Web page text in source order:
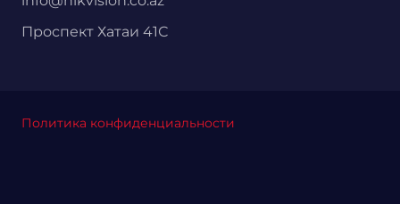
Проспект Хатаи 41С
Политика конфиденциальности